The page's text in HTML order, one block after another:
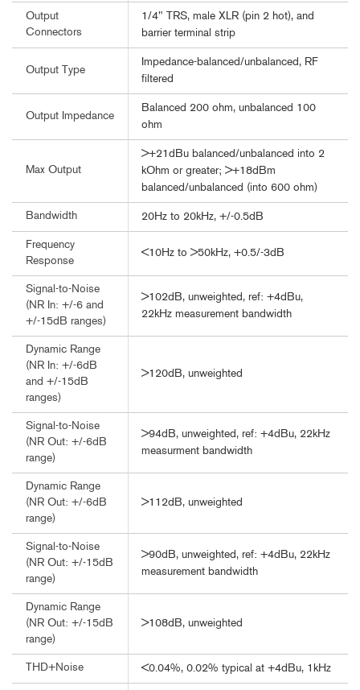
Output
Connectors
1/4" TRS, male XLR (pin 2 hot), and
barrier terminal strip
Output Type
Impedance-balanced/unbalanced, RF
filtered
Output Impedance
Balanced 200 ohm, unbalanced 100
ohm
Max Output
>+21dBu balanced/unbalanced into 2
kOhm or greater; >+18dBm
balanced/unbalanced (into 600 ohm)
Bandwidth 20Hz to 20kHz, +/-0.5dB
Frequency
Response
<10Hz to >50kHz, +0.5/-3dB
Signal-to-Noise
(NR In: +/-6 and
+/-15dB ranges)
>102dB, unweighted, ref: +4dBu,
22kHz measurement bandwidth
Dynamic Range
(NR In: +/-6dB
and +/-15dB
ranges)
>120dB, unweighted
Signal-to-Noise
(NR Out: +/-6dB
range)
>94dB, unweighted, ref: +4dBu, 22kHz
measurment bandwidth
Dynamic Range
(NR Out: +/-6dB
range)
>112dB, unweighted
Signal-to-Noise
(NR Out: +/-15dB
range)
>90dB, unweighted, ref: +4dBu, 22kHz
measurement bandwidth
Dynamic Range
(NR Out: +/-15dB
range)
>108dB, unweighted
THD+Noise <0.04%, 0.02% typical at +4dBu, 1kHz